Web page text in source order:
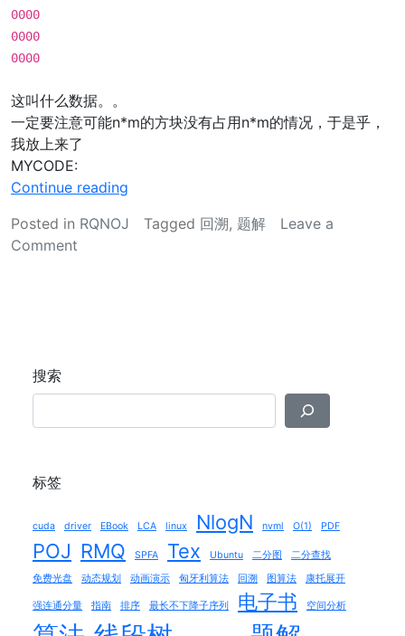
0000
0000
0000
这叫什么数据。。
一定要注意可能n*m的方块没有占用n*m的情况，于是乎，
我放上来了
MYCODE:
Continue reading
4
Posted in RQNOJ Tagged 回溯, 题解
Leave a
Comment
解
搜索
标签
cuda driver EBook LCA linux NlogN nvml O(1) PDF
POJ RMQ SPFA Tex Ubuntu 二分图
二分查找
免费光盘
动态规划 动画演示 匈牙利算法 回溯 图算法 康托展开
强连通分量 指南 排序 最长不下降子序列 电子书 空间分析